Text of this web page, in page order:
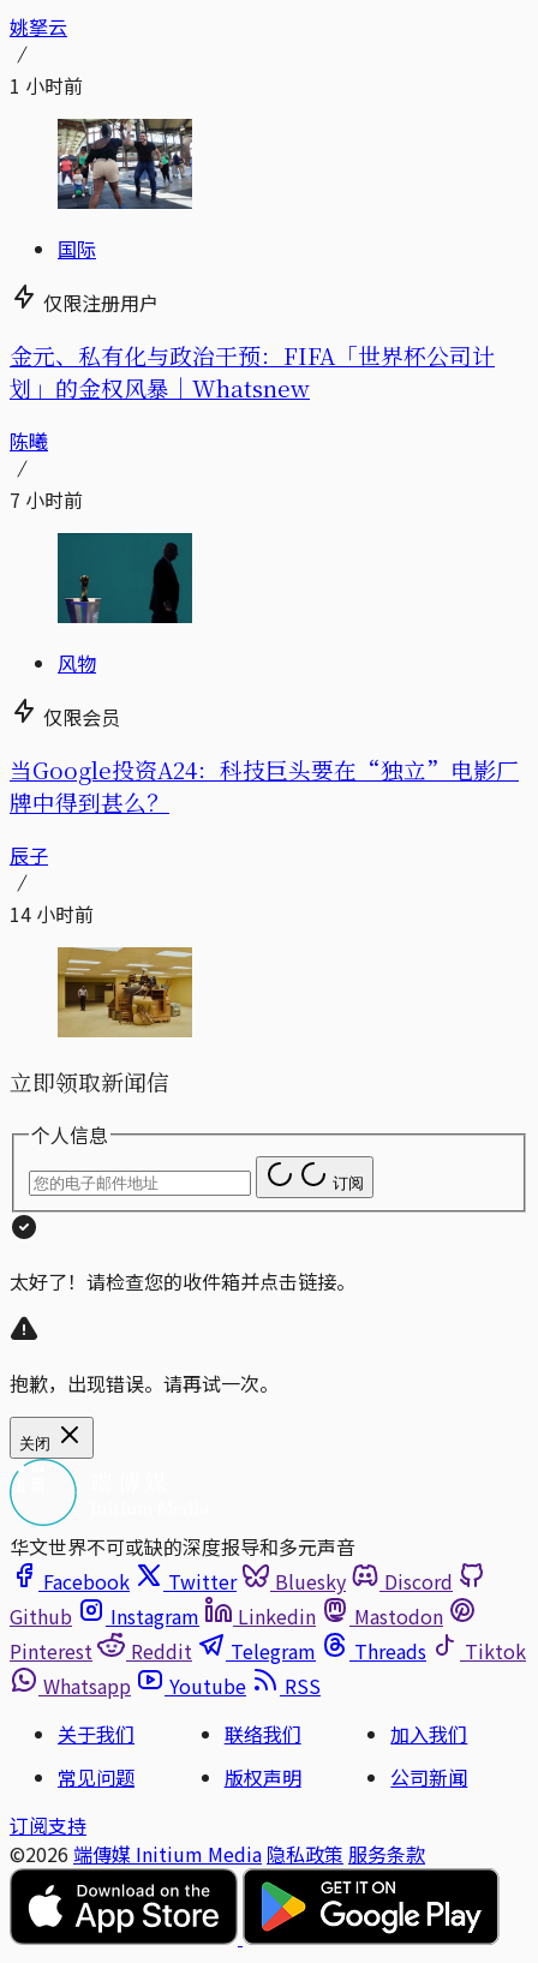
姚拏云
1 小时前
国际
仅限注册用户
金元、私有化与政治干预：FIFA「世界杯公司计
划」的金权风暴｜Whatsnew
陈曦
7 小时前
风物
仅限会员
当Google投资A24：科技巨头要在“独立”电影厂
牌中得到甚么？
辰子
14 小时前
立即领取新闻信
个人信息
订阅
太好了！请检查您的收件箱并点击链接。
抱歉，出现错误。请再试一次。
关闭
华文世界不可或缺的深度报导和多元声音
Facebook
Twitter Bluesky
Discord
Github
Instagram Linkedin
Mastodon
Pinterest
Reddit Telegram Threads
Tiktok
Whatsapp
Youtube
RSS
关于我们
联络我们
加入我们
常见问题
版权声明
公司新闻
订阅支持
©2026 端傳媒 Initium Media 隐私政策 服务条款